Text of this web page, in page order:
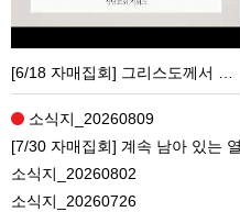
그
리
스
[6/18 자매집회] 그리스도께서 아버지에 의해 신성한 영광으로 영광스럽게 되신 결과 ― 그리스도의 신성의 영광이 해방됨
소식지_20260809
[7/30 자매집회] 계속 남아 있는 열매를 맺는 훈
소식지_20260802
소식지_20260726